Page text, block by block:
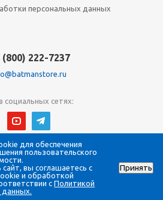
персональных данных
(800) 222-7237
социальных сетях:
(BatmanStore)
и систем безопасности
права защищены
Джесика Ренартовна
784808988565
для обеспечения
пользовательского
вы соглашаетесь с
и обработкой
сПолитикой
данных.
Принять